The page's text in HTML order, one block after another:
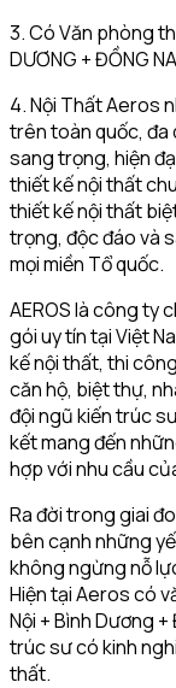
3. Có Văn phòng
DƯƠNG + ĐỒNG
4. Nội Thất Aeros
trên toàn quốc, đa
sang trọng, hiện
thiết kế nội thất
thiết kế nội thất
trọng, độc đáo và
mọi miền Tổ quốc.
AEROS là công ty
gói uy tín tại Việt
kế nội thất, thi
căn hộ, biệt thự,
đội ngũ kiến trúc
kết mang đến
hợp với nhu cầu
Ra đời trong giai
bên cạnh những
không ngừng nỗ
Hiện tại Aeros có
Nội + Bình Dương
trúc sư có kinh
thất.